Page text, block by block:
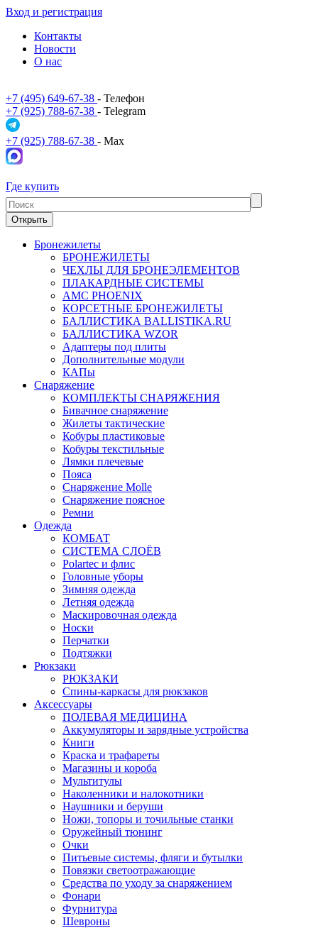
Вход и регистрация
Контакты
Новости
О нас
+7 (495) 649-67-38 - Телефон
+7 (925) 788-67-38 - Telegram
+7 (925) 788-67-38 - Max
Где купить
Открыть
Бронежилеты
БРОНЕЖИЛЕТЫ
ЧЕХЛЫ ДЛЯ БРОНЕЭЛЕМЕНТОВ
ПЛАКАРДНЫЕ СИСТЕМЫ
АМС PHOENIX
КОРСЕТНЫЕ БРОНЕЖИЛЕТЫ
БАЛЛИСТИКА BALLISTIKA.RU
БАЛЛИСТИКА WZOR
Адаптеры под плиты
Дополнительные модули
КАПы
Снаряжение
КОМПЛЕКТЫ СНАРЯЖЕНИЯ
Бивачное снаряжение
Жилеты тактические
Кобуры пластиковые
Кобуры текстильные
Лямки плечевые
Пояса
Снаряжение Molle
Снаряжение поясное
Ремни
Одежда
КОМБАТ
СИСТЕМА СЛОЁВ
Polartec и флис
Головные уборы
Зимняя одежда
Летняя одежда
Маскировочная одежда
Носки
Перчатки
Подтяжки
Рюкзаки
РЮКЗАКИ
Спины-каркасы для рюкзаков
Аксессуары
ПОЛЕВАЯ МЕДИЦИНА
Аккумуляторы и зарядные устройства
Книги
Краска и трафареты
Магазины и короба
Мультитулы
Наколенники и налокотники
Наушники и беруши
Ножи, топоры и точильные станки
Оружейный тюнинг
Очки
Питьевые системы, фляги и бутылки
Повязки светоотражающие
Средства по уходу за снаряжением
Фонари
Фурнитура
Шевроны